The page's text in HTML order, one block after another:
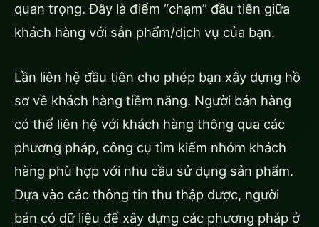
quan trọng. Đây là điểm “chạm” đầu tiên giữa
khách hàng với sản phẩm/dịch vụ của bạn.
Lần liên hệ đầu tiên cho phép bạn xây dựng hồ
sơ về khách hàng tiềm năng. Người bán hàng
có thể liên hệ với khách hàng thông qua các
phương pháp, công cụ tìm kiếm nhóm khách
hàng phù hợp với nhu cầu sử dụng sản phẩm.
Dựa vào các thông tin thu thập được, người
bán có dữ liệu để xây dựng các phương pháp ở